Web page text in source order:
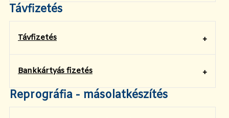
Távfizetés
Távfizetés
Bankkártyás fizetés
Reprográfia - másolatkészítés